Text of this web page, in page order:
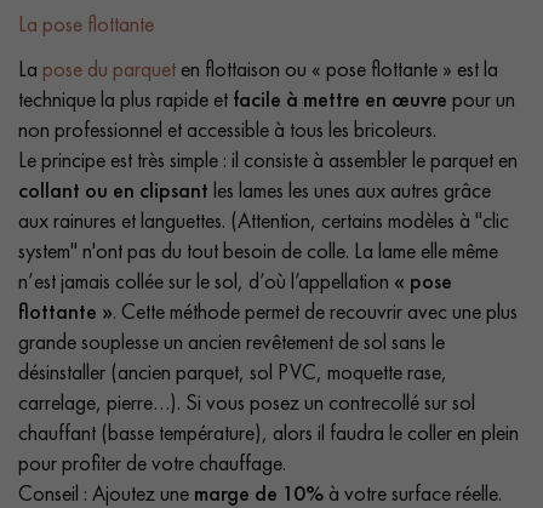
La pose flottante
La pose du parquet en flottaison ou « pose flottante » est la
technique la plus rapide et facile à mettre en œuvre pour un
non professionnel et accessible à tous les bricoleurs.
Le principe est très simple : il consiste à assembler le parquet en
collant ou en clipsant les lames les unes aux autres grâce
aux rainures et languettes. (Attention, certains modèles à "clic
system" n'ont pas du tout besoin de colle. La lame elle même
n’est jamais collée sur le sol, d’où l’appellation « pose
flottante ». Cette méthode permet de recouvrir avec une plus
grande souplesse un ancien revêtement de sol sans le
désinstaller (ancien parquet, sol PVC, moquette rase,
carrelage, pierre…). Si vous posez un contrecollé sur sol
chauffant (basse température), alors il faudra le coller en plein
pour profiter de votre chauffage.
Conseil : Ajoutez une marge de 10% à votre surface réelle.